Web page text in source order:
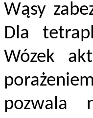
Wąsy
Dla
Wózek
pozwala